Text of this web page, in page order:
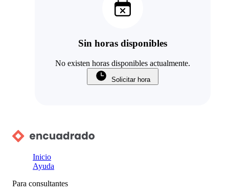
Sin horas disponibles
No existen horas disponibles actualmente.
Solicitar hora
Inicio
Ayuda
Para consultantes